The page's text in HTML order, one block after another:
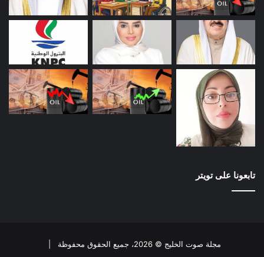
تابعونا على تويتر
مجلة صوت الخليج © 2026، جميع الحقوق محفوظة |